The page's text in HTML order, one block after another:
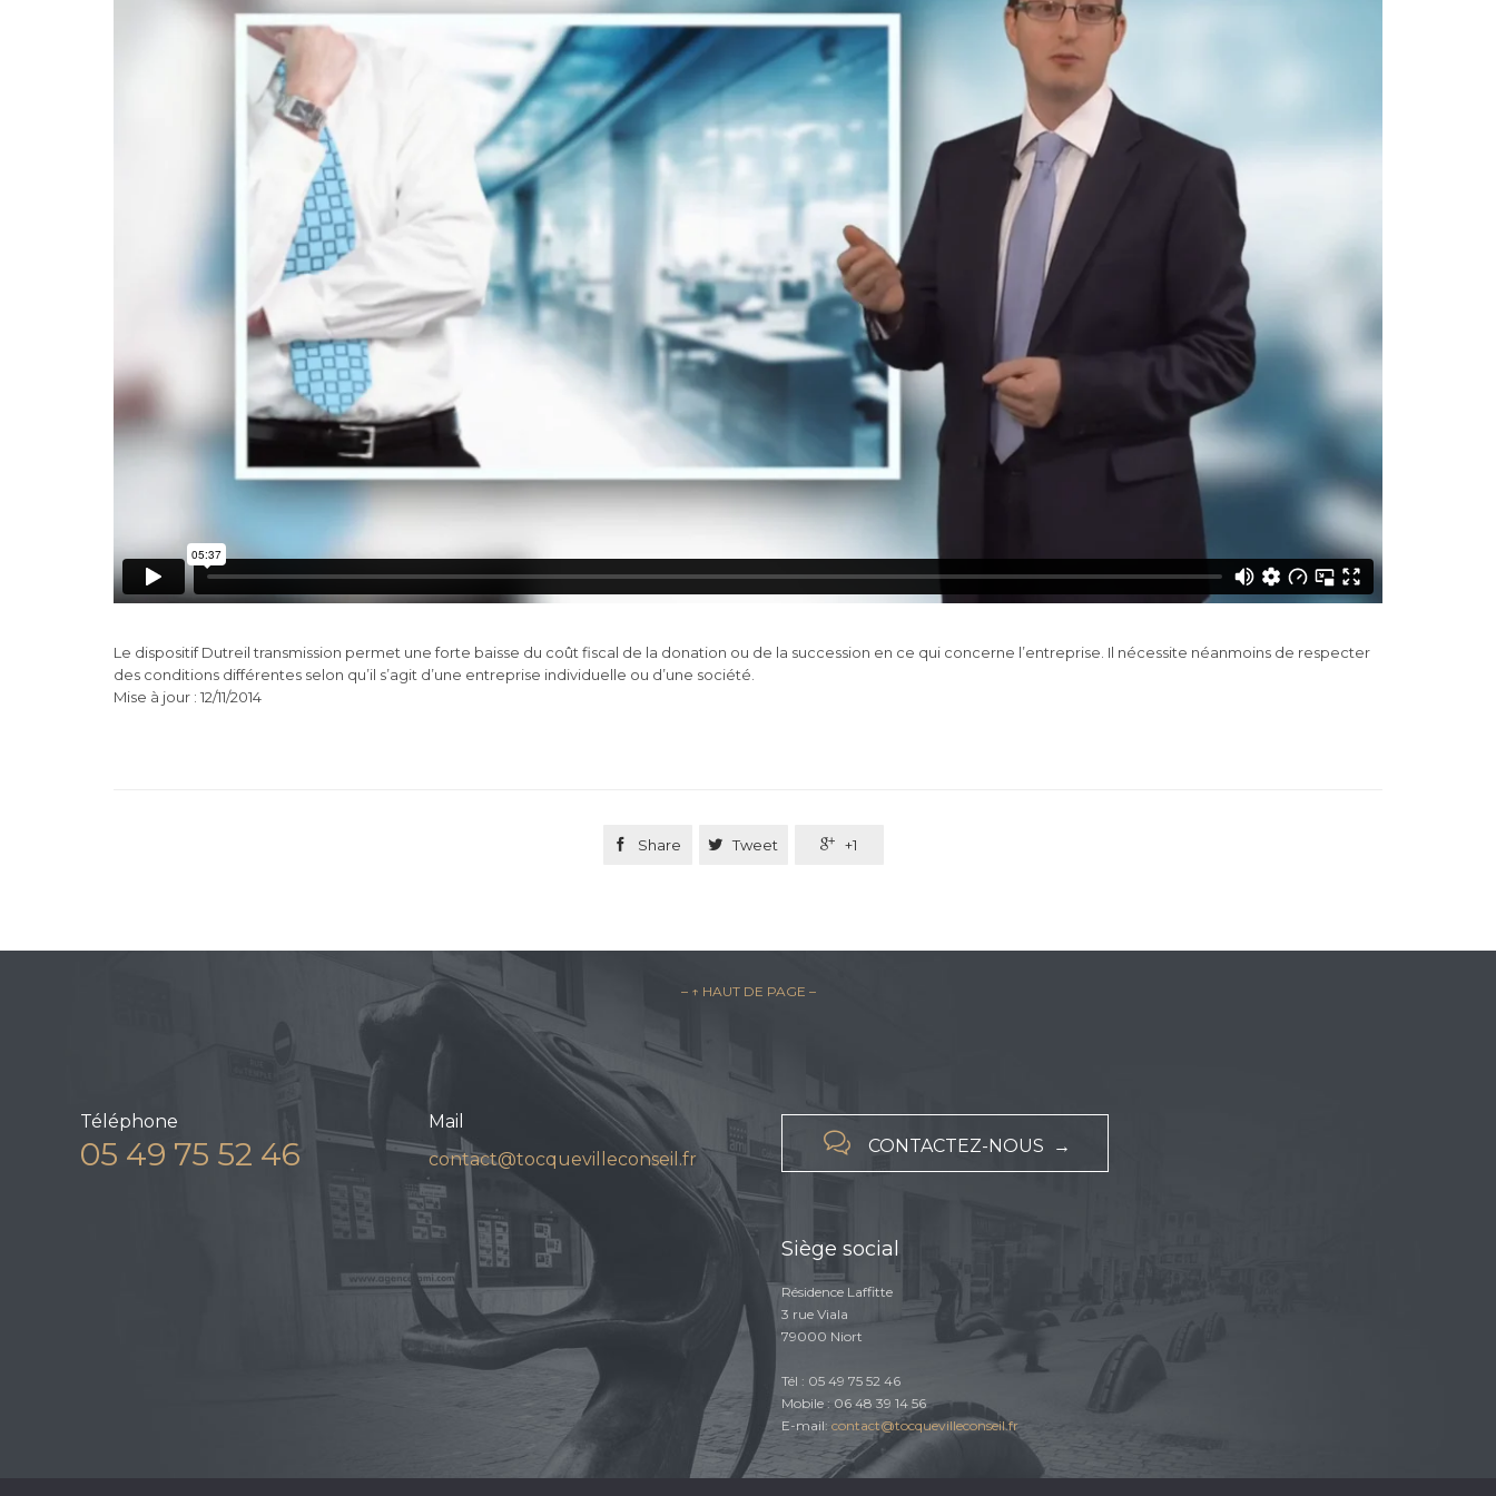
Le dispositif Dutreil transmission permet une forte baisse du coût fiscal de la donation ou de la succession en ce qui concerne l’entreprise. Il nécessite néanmoins de respecter
des conditions différentes selon qu’il s’agit d’une entreprise individuelle ou d’une société.
Mise à jour : 12/11/2014
 Share  Tweet  +1
– ↑ HAUT DE PAGE –
Téléphone
05 49 75 52 46
Mail
contact@tocquevilleconseil.fr
 CONTACTEZ-NOUS →
Siège social
Résidence Laffitte
3 rue Viala
79000 Niort
Tél : 05 49 75 52 46
Mobile : 06 48 39 14 56
E-mail:contact@tocquevilleconseil.fr